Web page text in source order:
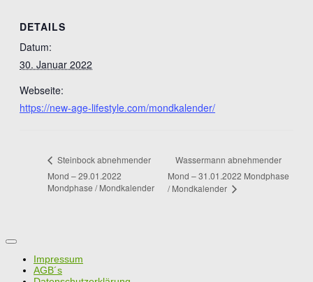
DETAILS
Datum:
30. Januar 2022
Webseite:
https://new-age-lifestyle.com/mondkalender/
Steinbock abnehmender
Mond – 29.01.2022
Mondphase / Mondkalender
Wassermann abnehmender
Mond – 31.01.2022 Mondphase
/ Mondkalender
Impressum
AGB´s